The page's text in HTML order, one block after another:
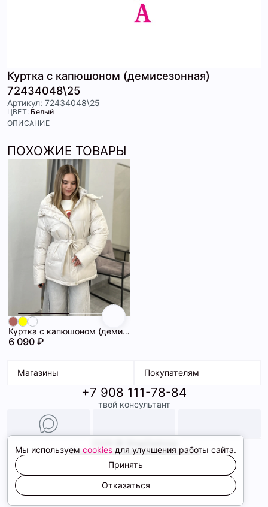
Куртка с капюшоном (демисезонная)
72434048\25
Артикул: 72434048\25
ЦВЕТ: Белый
ОПИСАНИЕ
ПОХОЖИЕ ТОВАРЫ
Куртка с капюшоном (демисезонная) 72462283\1015
6 090 ₽
Магазины
ТК Терминал
ТРК Континент
Покупателям
Доставка
Условия оплаты
Образы
+7 908 111-78-84
твой консультант
Политика конфиденциальности
Соглашение cookie
Сайт создали
Мы используем cookies для улучшения работы сайта.
Принять
Отказаться